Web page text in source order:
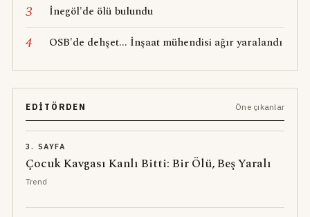
3 İnegöl'de ölü bulundu
4 OSB'de dehşet... İnşaat mühendisi ağır yaralandı
EDITÖRDEN Öne çıkanlar
3. SAYFA
Çocuk Kavgası Kanlı Bitti: Bir Ölü, Beş Yaralı
Trend